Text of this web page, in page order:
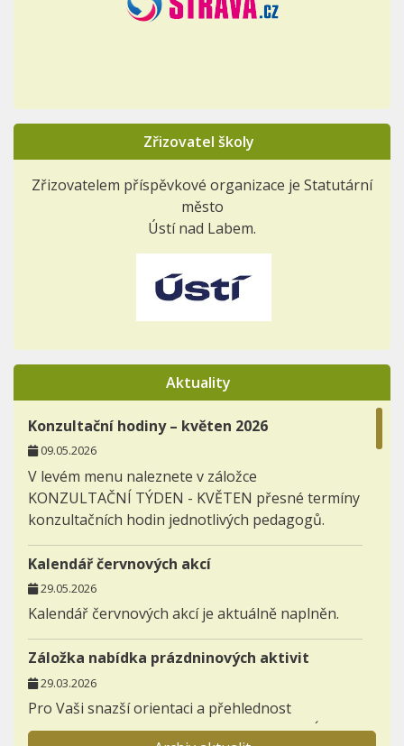
Zřizovatel školy
Zřizovatelem příspěvkové organizace je Statutární
město
Ústí nad Labem.
Aktuality
Konzultační hodiny – květen 2026
09.05.2026
V levém menu naleznete v záložce
KONZULTAČNÍ TÝDEN - KVĚTEN přesné termíny
konzultačních hodin jednotlivých pedagogů.
Kalendář červnových akcí
29.05.2026
Kalendář červnových akcí je aktuálně naplněn.
Záložka nabídka prázdninových aktivit
29.03.2026
Pro Vaši snazší orientaci a přehlednost
zakládáme novou záložku AKTIVITY - NABÍDKA